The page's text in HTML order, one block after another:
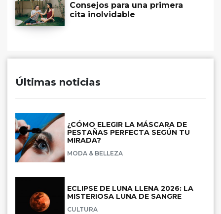
Consejos para una primera
cita inolvidable
Últimas noticias
¿CÓMO ELEGIR LA MÁSCARA DE
PESTAÑAS PERFECTA SEGÚN TU
MIRADA?
MODA & BELLEZA
ECLIPSE DE LUNA LLENA 2026: LA
MISTERIOSA LUNA DE SANGRE
CULTURA